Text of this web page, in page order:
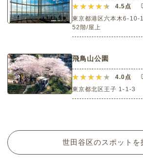
4.5点
東京都港区六本木6-10-
52階/屋上
飛鳥山公園
4.0点
東京都北区王子 1-1-3
世田谷区のスポットを